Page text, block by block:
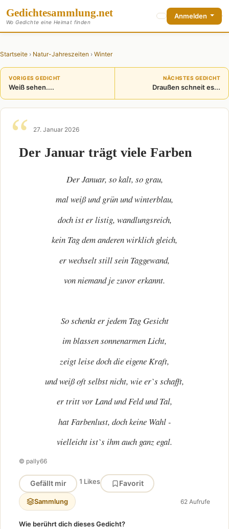
Gedichtesammlung.net
Wo Gedichte eine Heimat finden
Anmelden
Startseite › Natur-Jahreszeiten › Winter
VORIGES GEDICHT
Weiß sehen....
NÄCHSTES GEDICHT
Draußen schneit es...
27. Januar 2026
Der Januar trägt viele Farben
Der Januar, so kalt, so grau,
mal weiß und grün und winterblau,
doch ist er listig, wandlungsreich,
kein Tag dem anderen wirklich gleich,
er wechselt still sein Taggewand,
von niemand je zuvor erkannt.
So schenkt er jedem Tag Gesicht
im blassen sonnenarmen Licht,
zeigt leise doch die eigene Kraft,
und weiß oft selbst nicht, wie er`s schafft,
er tritt vor Land und Feld und Tal,
hat Farbenlust, doch keine Wahl -
vielleicht ist`s ihm auch ganz egal.
© pally66
Gefällt mir 1 Likes Favorit
Sammlung 62 Aufrufe
Wie berührt dich dieses Gedicht?